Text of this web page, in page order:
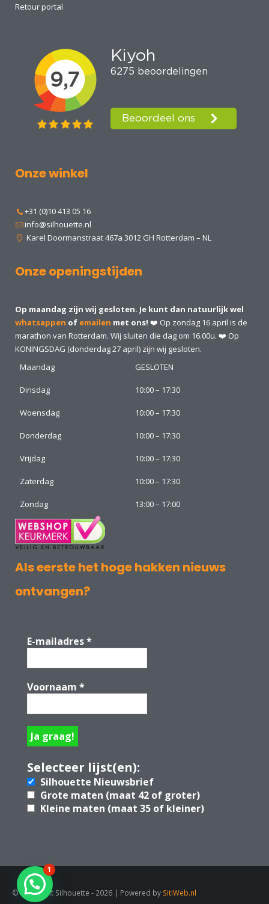
Retour portal
Onze winkel
+31 (0)10 413 05 16
info@silhouette.nl
Karel Doormanstraat 467a 3012 GH Rotterdam – NL
Onze openingstijden
Op maandag zijn wij gesloten. Je kunt dan natuurlijk wel
whatsappen of emailen met ons! ❤️ Op zondag 16 april is de
marathon van Rotterdam. Wij sluiten die dag om 16.00u. ❤️ Op
KONINGSDAG (donderdag 27 april) zijn wij gesloten.
Maandag
GESLOTEN
Dinsdag 10:00 – 17:30
Woensdag 10:00 – 17:30
Donderdag 10:00 – 17:30
Vrijdag 10:00 – 17:30
Zaterdag 10:00 – 17:30
Zondag 13:00 – 17:00
Als eerste het hoge hakken nieuws
ontvangen?
E-mailadres*
Voornaam *
Selecteer lijst(en):
Silhouette Nieuwsbrief
Grote maten (maat 42 of groter)
Kleine maten (maat 35 of kleiner)
© Copyright Silhouette - 2026 | Powered by SitiWeb.nl
1